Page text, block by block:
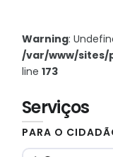
Warning:
/var/www/sites/
line 173
Serviços
PARA O